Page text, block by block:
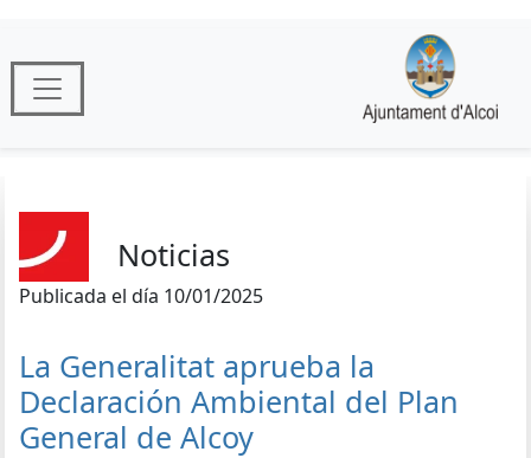
Noticias
Publicada el día 10/01/2025
La Generalitat aprueba la
Declaración Ambiental del Plan
General de Alcoy